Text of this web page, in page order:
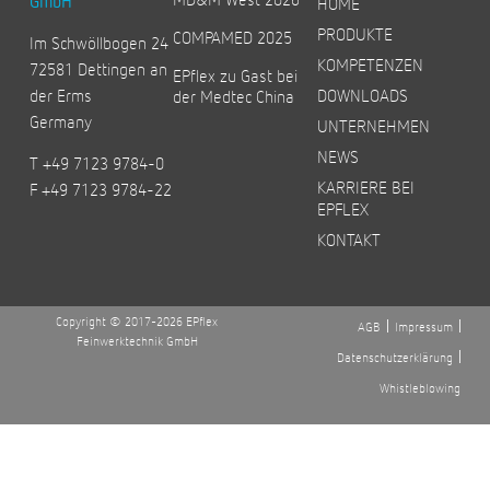
Im Schwöllbogen 24
72581 Dettingen an
der Erms
Germany
T +49 7123 9784-0
F +49 7123 9784-22
COMPAMED 2025
EPflex zu Gast bei
der Medtec China
PRODUKTE
KOMPETENZEN
DOWNLOADS
UNTERNEHMEN
NEWS
KARRIERE BEI
EPFLEX
KONTAKT
Copyright © 2017-2026 EPflex
Feinwerktechnik GmbH
AGB
Impressum
Datenschutzerklärung
Whistleblowing